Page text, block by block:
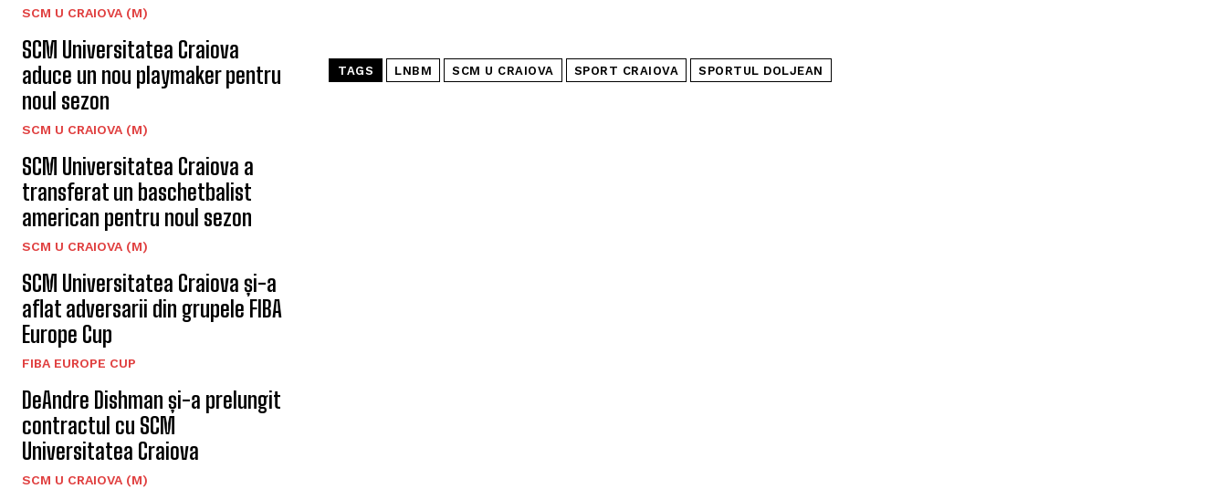
SCM U CRAIOVA (M)
SCM Universitatea Craiova
aduce un nou playmaker pentru
noul sezon
SCM U CRAIOVA (M)
SCM Universitatea Craiova a
transferat un baschetbalist
american pentru noul sezon
SCM U CRAIOVA (M)
SCM Universitatea Craiova și-a
aflat adversarii din grupele FIBA
Europe Cup
FIBA EUROPE CUP
DeAndre Dishman și-a prelungit
contractul cu SCM
Universitatea Craiova
SCM U CRAIOVA (M)
TAGS LNBM SCM U CRAIOVA SPORT CRAIOVA SPORTUL DOLJEAN